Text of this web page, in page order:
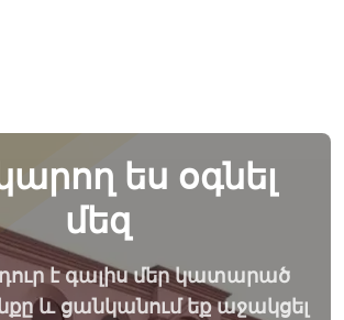
ես օգնել
մեզ
է գալիս մեր կատարած
և ցանկանում եք աջակցել